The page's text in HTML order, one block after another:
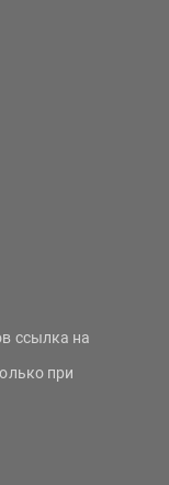
ссылка на
при